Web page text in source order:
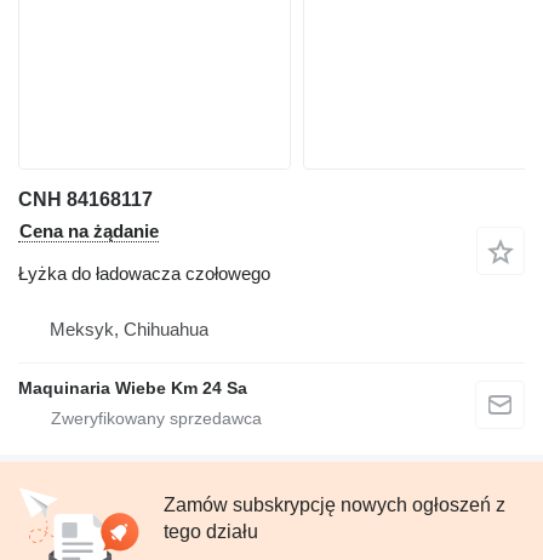
CNH 84168117
Cena na żądanie
Łyżka do ładowacza czołowego
Meksyk, Chihuahua
Maquinaria Wiebe Km 24 Sa
Zamów subskrypcję nowych ogłoszeń z
tego działu